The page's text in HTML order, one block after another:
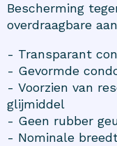
Bescherming
overdraagbare
- Transparant
- Gevormde
- Voorzien van
glijmiddel
- Geen rubber
- Nominale